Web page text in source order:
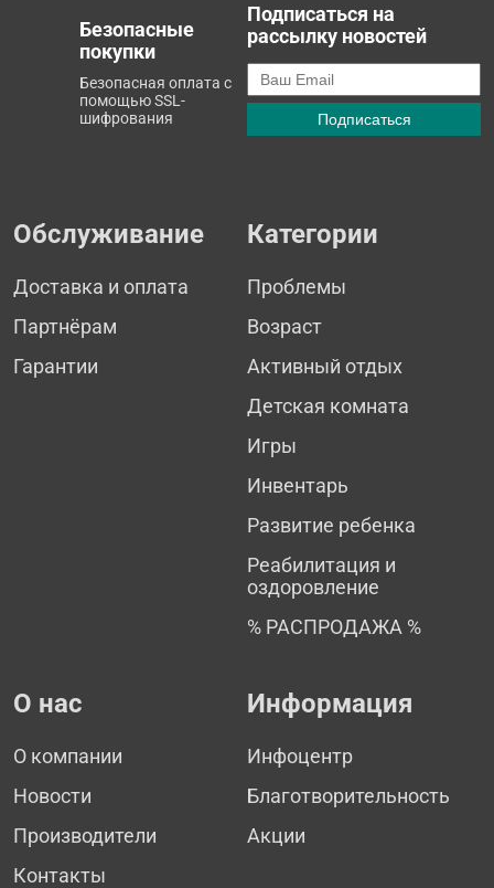
Безопасные
покупки
Безопасная оплата с
помощью SSL-
шифрования
Подписаться на
рассылку новостей
Обслуживание
Доставка и оплата
Партнёрам
Гарантии
Категории
Проблемы
Возраст
Активный отдых
Детская комната
Игры
Инвентарь
Развитие ребенка
Реабилитация и
оздоровление
% РАСПРОДАЖА %
О нас
О компании
Новости
Производители
Контакты
Информация
Инфоцентр
Благотворительность
Акции